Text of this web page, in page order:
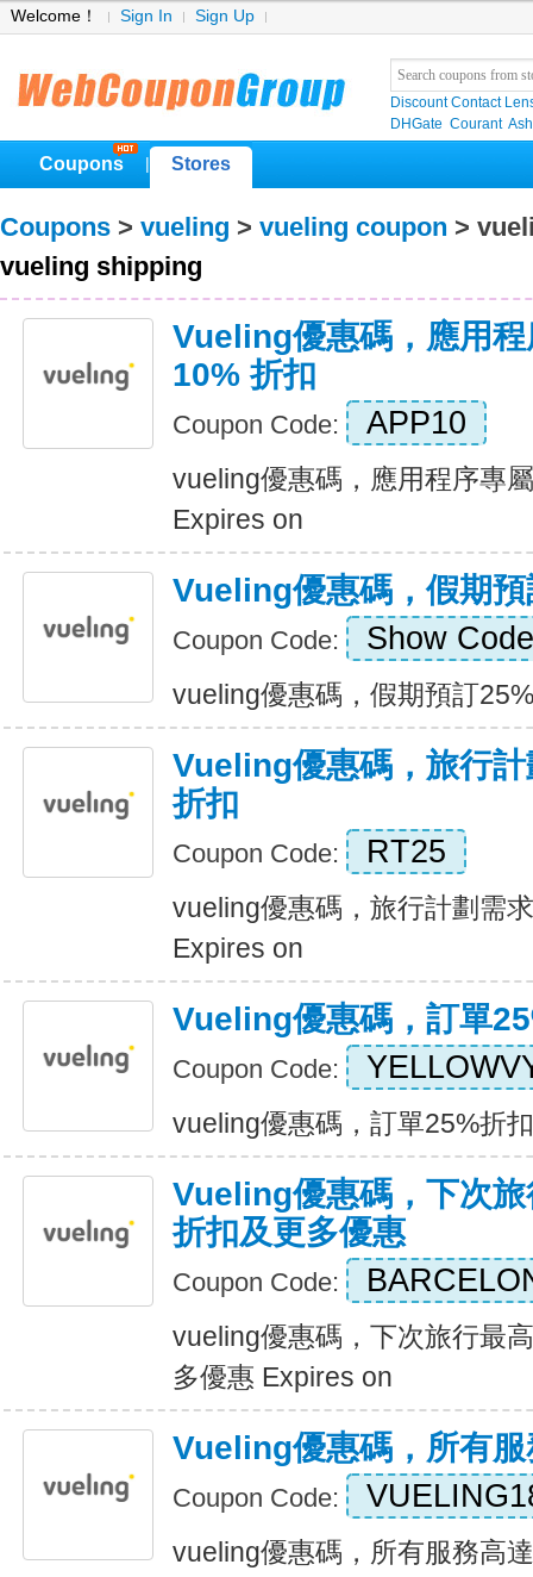
Welcome！ Sign In Sign Up
Discount Contact
DHGate Courant
Coupons Stores
Coupons > vueling > vueling coupon >
vueling shipping
Vueling優惠碼，應用
10% 折扣
Coupon Code: APP10
vueling優惠碼，應用程序專
Expires on
Vueling優惠碼，假期
Coupon Code: Show Code
vueling優惠碼，假期預訂
Vueling優惠碼，旅行
折扣
Coupon Code: RT25
vueling優惠碼，旅行計劃需
Expires on
Vueling優惠碼，訂單
Coupon Code:
vueling優惠碼，訂單25%折
Vueling優惠碼，下次
折扣及更多優惠
Coupon Code:
vueling優惠碼，下次旅行最
多優惠 Expires on
Vueling優惠碼，所有
Coupon Code:
vueling優惠碼，所有服務高